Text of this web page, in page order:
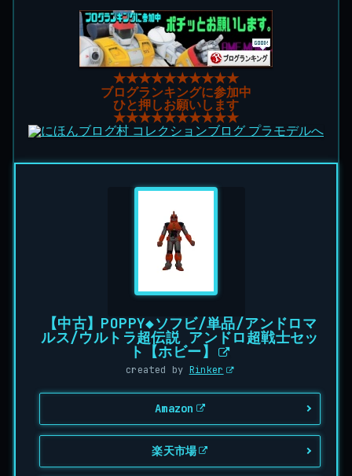
★★★★★★★★★★
ブログランキングに参加中
ひと押しお願いします
★★★★★★★★★★
【中古】POPPY◆ソフビ/単品/アンドロマ
ルス/ウルトラ超伝説 アンドロ超戦士セッ
ト【ホビー】
created by Rinker
Amazon
楽天市場